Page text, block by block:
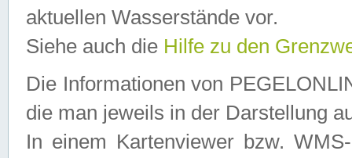
aktuellen Wasserstände vor.
Siehe auch die Hilfe zu den
Die Informationen von
die man jeweils in der Darstellung
In einem Kartenviewer bzw.